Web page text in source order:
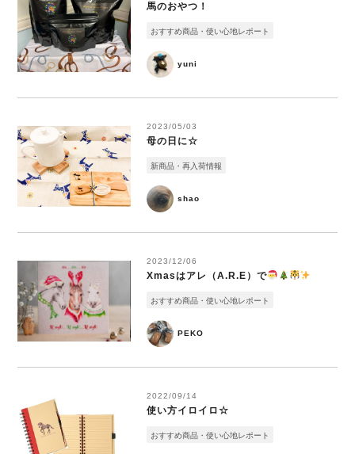
馬のおやつ！
yuni
おすすめ商品・使い心地レポート
2023/05/03
母の日に☆
shao
新商品・再入荷情報
2023/12/06
Xmasはアレ（A.R.E）で
PEKO
おすすめ商品・使い心地レポート
2022/09/14
使い方イロイロ☆
おすすめ商品・使い心地レポート